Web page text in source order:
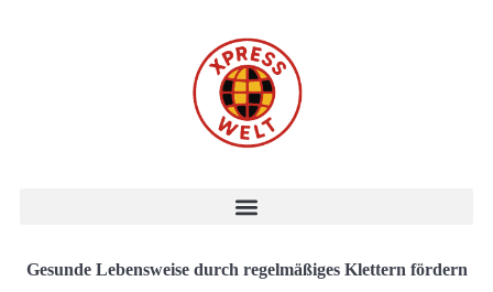
Gesunde Lebensweise durch regelmäßiges Klettern fördern